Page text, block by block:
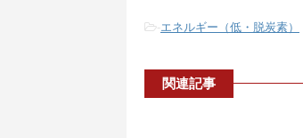
-エネルギー（低・脱炭素）
関連記事